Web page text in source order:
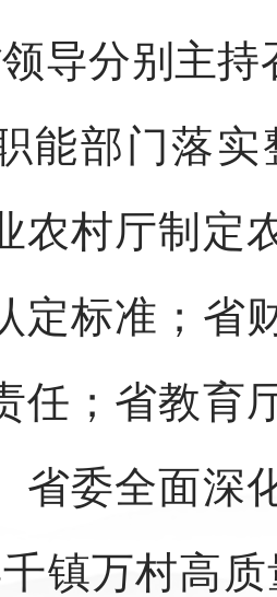
导分别主
能部门落
农村厅制定
定标准；省
任；省教育
省委全面深
镇万村高